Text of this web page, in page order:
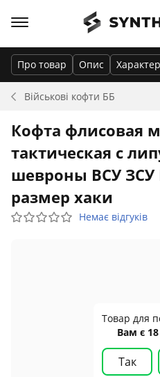
Військові кофти ББ
Про товар Опис
Кофта флисовая
тактическая с
шевроны ВСУ ЗСУ
размер хаки
Немає відгуків
Товар для
Вам є 18
Так